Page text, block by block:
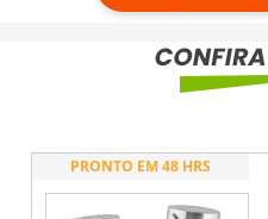
PRONTO EM 48 HRS